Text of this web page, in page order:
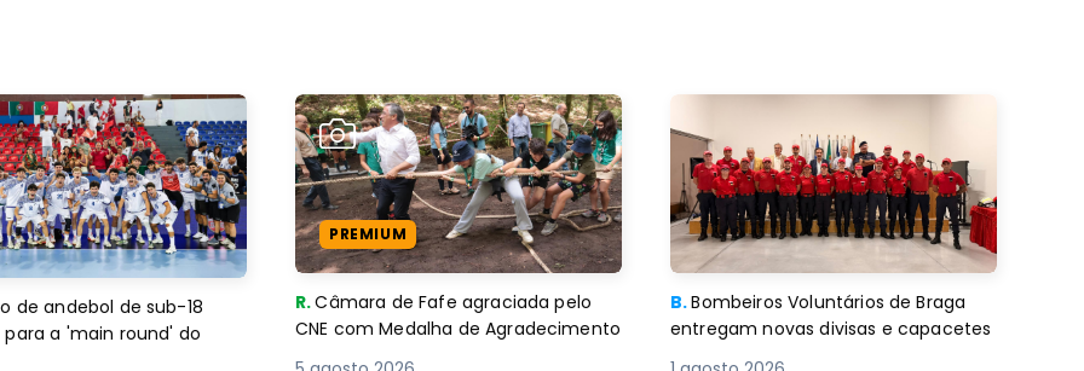
de andebol de sub-18
a 'main round' do
PREMIUM
R.Câmara de Fafe agraciada pelo
CNE com Medalha de Agradecimento
B.Bombeiros Voluntários de Braga
entregam novas divisas e capacetes